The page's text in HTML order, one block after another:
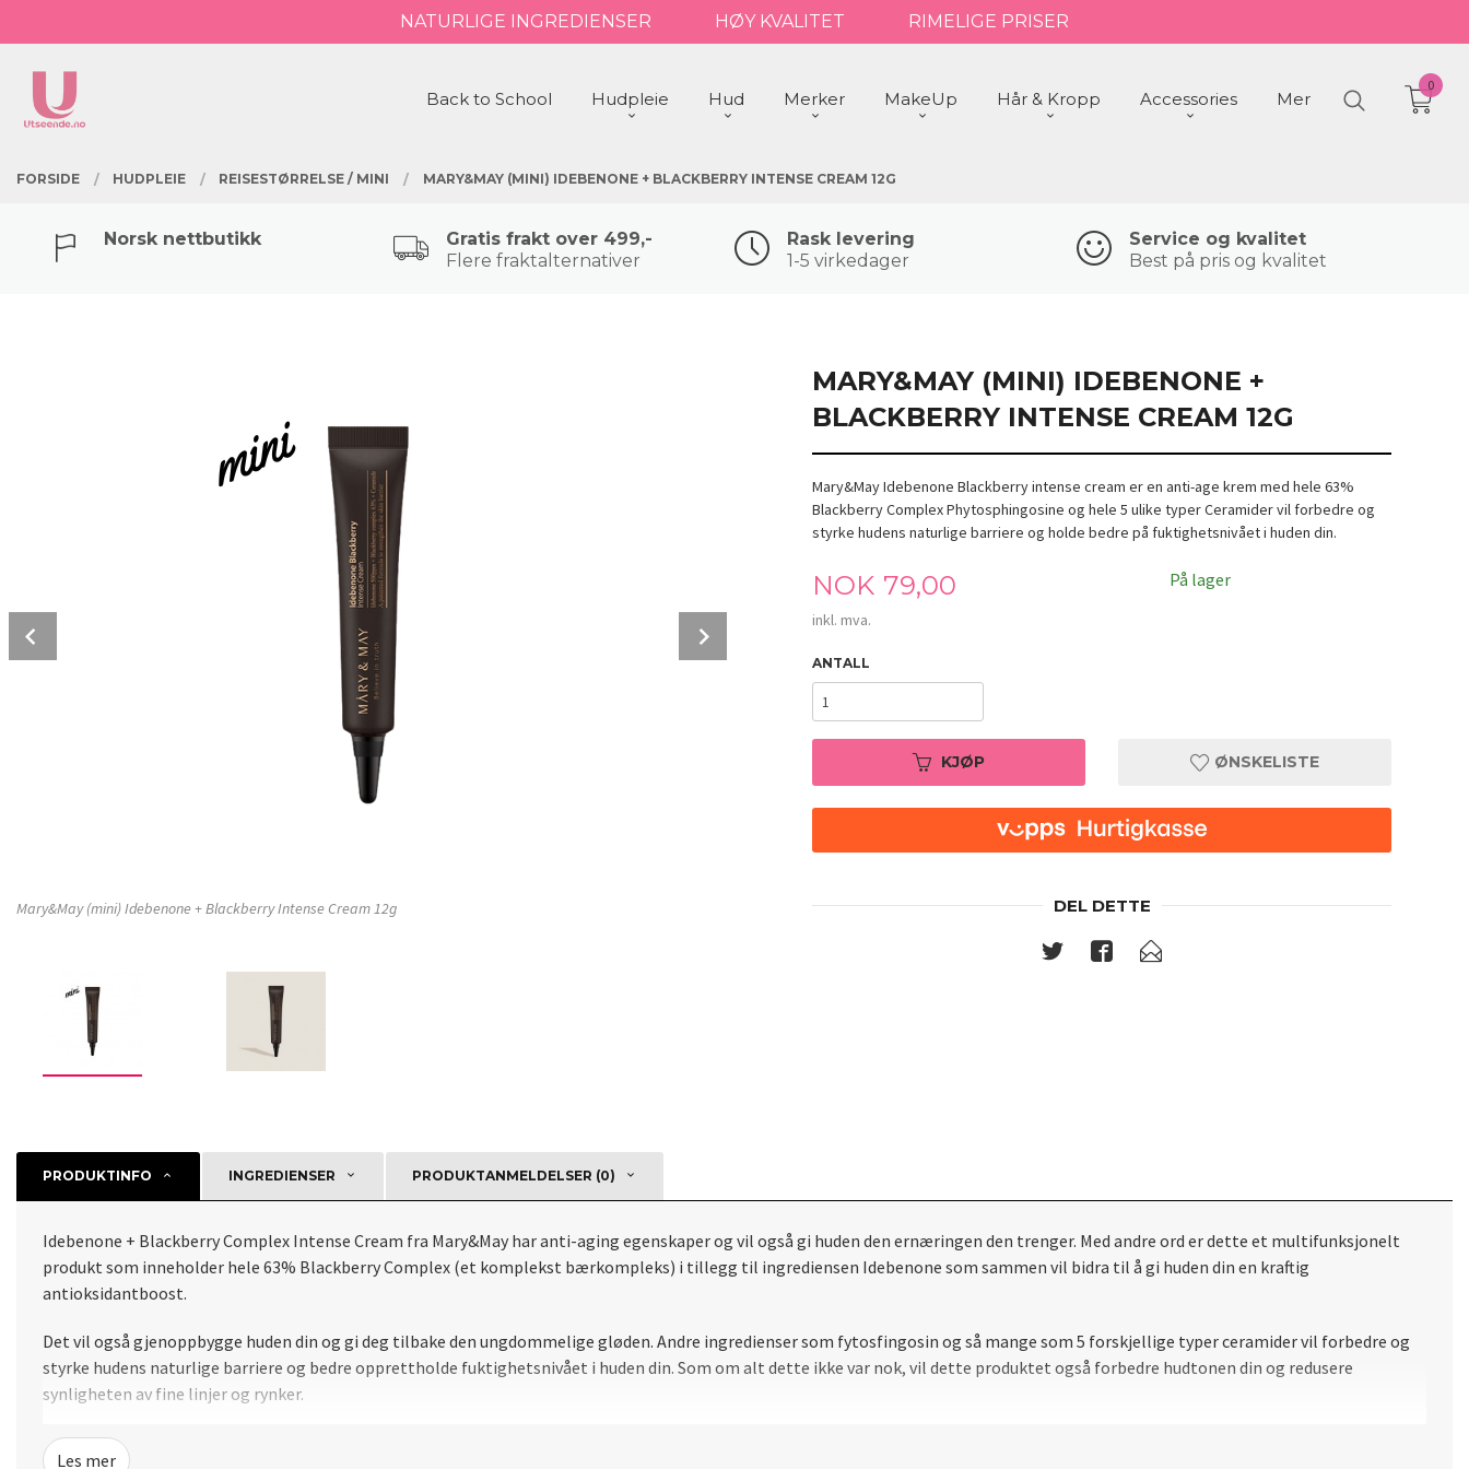
til
NATURLIGE INGREDIENSER HØY KVALITET RIMELIGE PRISER
PRODUKTER
Back to School Hudpleie Hud Merker MakeUp Hår & Kropp Accessories Mer
0
FORSIDE HUDPLEIE REISESTØRRELSE / MINI MARY&MAY (MINI) IDEBENONE + BLACKBERRY INTENSE CREAM 12G
Norsk nettbutikk
Gratis frakt over 499,-
Flere fraktalternativer
Rask levering
1-5 virkedager
Service og kvalitet
Best på pris og kvalitet
Mary&May (mini) Idebenone + Blackberry Intense Cream 12g Mary&May (mini) Idebenone + Blackberry Intense Cream 12g
MARY&MAY (MINI) IDEBENONE +
BLACKBERRY INTENSE CREAM 12G
Mary&May Idebenone Blackberry intense cream er en anti-age krem med hele 63%
Blackberry Complex Phytosphingosine og hele 5 ulike typer Ceramider vil forbedre og
styrke hudens naturlige barriere og holde bedre på fuktighetsnivået i huden din.
Pris
NOK 79,00
inkl. mva.
På lager
ANTALL
KJØP ØNSKELISTE
DEL DETTE
PRODUKTINFO INGREDIENSER PRODUKTANMELDELSER (0)
Idebenone + Blackberry Complex Intense Cream fra Mary&May har anti-aging egenskaper og vil også gi huden den ernæringen den trenger. Med andre ord er dette et multifunksjonelt
produkt som inneholder hele 63% Blackberry Complex (et komplekst bærkompleks) i tillegg til ingrediensen Idebenone som sammen vil bidra til å gi huden din en kraftig
antioksidantboost.
Det vil også gjenoppbygge huden din og gi deg tilbake den ungdommelige gløden. Andre ingredienser som fytosfingosin og så mange som 5 forskjellige typer ceramider vil forbedre og
styrke hudens naturlige barriere og bedre opprettholde fuktighetsnivået i huden din. Som om alt dette ikke var nok, vil dette produktet også forbedre hudtonen din og redusere
synligheten av fine linjer og rynker.
Bruksanvisning:
Les mer